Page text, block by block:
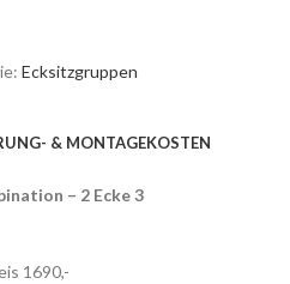
Ecksitzgruppen
& MONTAGEKOSTEN
– 2 Ecke 3
1690,-